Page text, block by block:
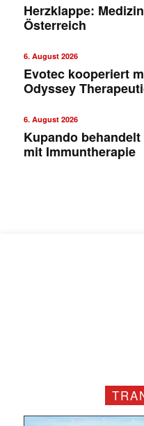
Mit dem
Herzklappe:
Österreich
6. August 2026
Evotec kooperiert
Odyssey
6. August 2026
Kupando
mit Immuntherapie